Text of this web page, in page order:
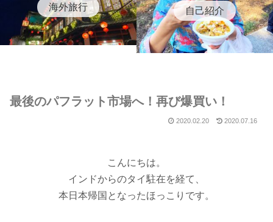
海外旅行 自己紹介
最後のパフラット市場へ！再び爆買い！
2020.02.20 2020.07.16
こんにちは。
インドからのタイ駐在を経て、
本日本帰国となったほっこりです。